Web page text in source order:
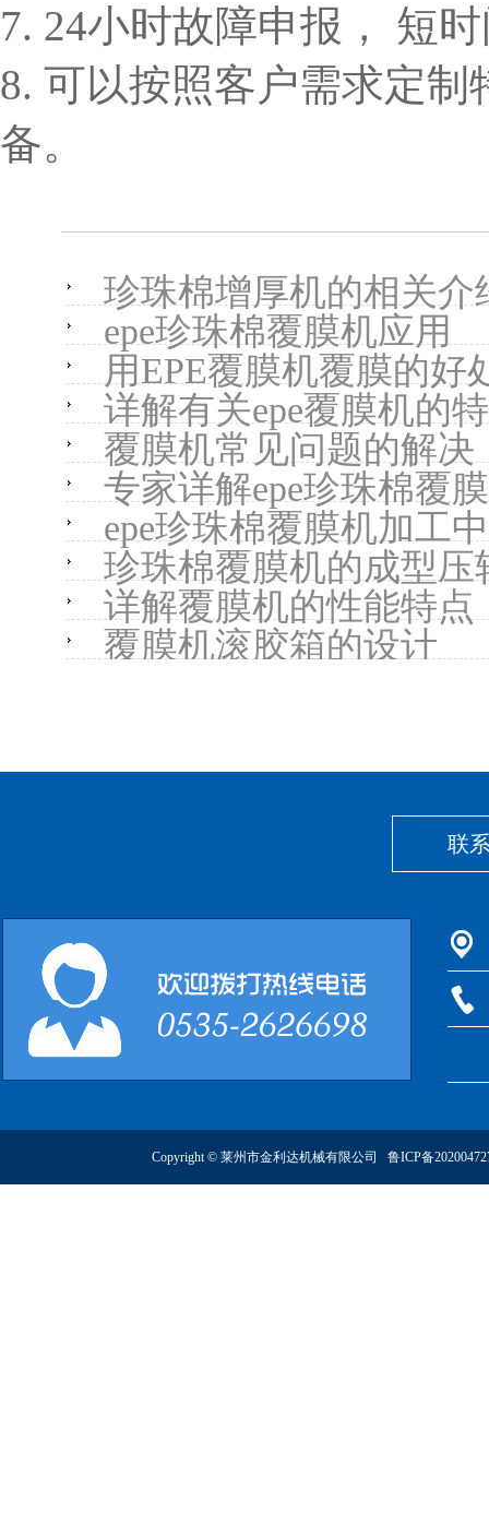
7. 24小时故障申报， 短
8. 可以按照客户需求定制
备。
珍珠棉增厚机的相关介
epe珍珠棉覆膜机应用
用EPE覆膜机覆膜的好
详解有关epe覆膜机的
覆膜机常见问题的解决
专家详解epe珍珠棉覆
epe珍珠棉覆膜机加工
珍珠棉覆膜机的成型压
详解覆膜机的性能特点
覆膜机滚胶箱的设计
联
Copyright © 莱州市金利达机械有限公司 鲁ICP备